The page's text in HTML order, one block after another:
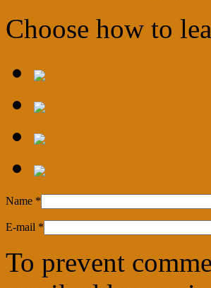
Choose how to
Name *
E-mail *
To prevent